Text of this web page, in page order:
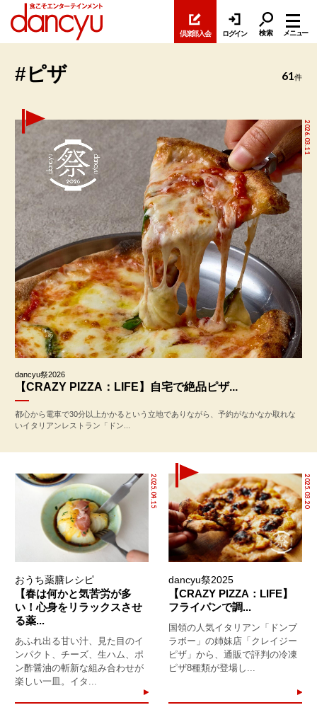
倶楽部入会 ログイン 検索 メニュー
#ピザ 61件
2026.03.11
dancyu祭2026
【CRAZY PIZZA：LIFE】自宅で絶品ピザ...
都心から電車で30分以上かかるという立地でありながら、予約がなかなか取れな
いイタリアンレストラン「ドン...
2025.04.15
おうち薬膳レシピ
【春は何かと気苦労が多
い！心身をリラックスさせ
る薬...
あふれ出る甘い汁、見た目のイ
ンパクト、チーズ、生ハム、ポ
ン酢醤油の斬新な組み合わせが
楽しい一皿。イタ...
2025.03.20
dancyu祭2025
【CRAZY PIZZA：LIFE】
フライパンで調...
国領の人気イタリアン「ドンブ
ラボー」の姉妹店「クレイジー
ピザ」から、通販で評判の冷凍
ピザ8種類が登場し...